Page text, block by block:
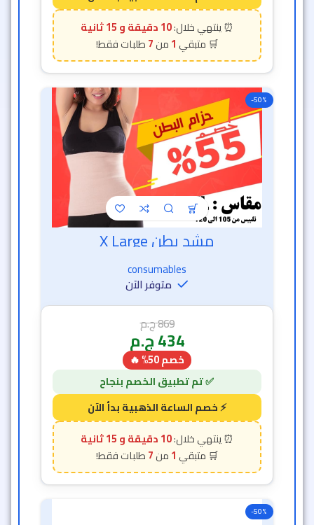
10 دقيقة و 12 ثانية
1
7
-50%
خصم الساعة الذهبيةمشد بطن X Large
consumables
متوفر الآن
869ج.م
434ج.م
خصم 50% 🔥
10 دقيقة و 12 ثانية
1
7
-50%